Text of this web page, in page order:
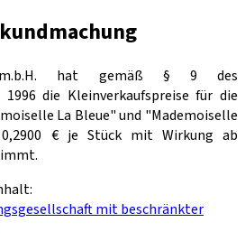
hat gemäß § 9 des
1996 die Kleinverkaufspreise für die
La Bleue" und "Mademoiselle
€ je Stück mit Wirkung ab
mit beschränkter